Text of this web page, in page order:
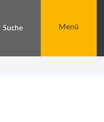
Suche Menü